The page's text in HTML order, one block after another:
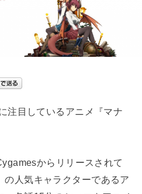
注目しているアニメ『マナ
からリリースされて
の人気キャラクターであるア